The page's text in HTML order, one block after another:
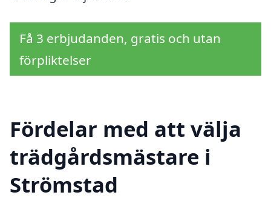
Få 3 erbjudanden, gratis och utan
förpliktelser
Fördelar med att välja
trädgårdsmästare i
Strömstad